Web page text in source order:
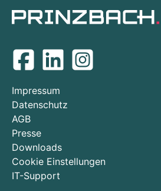
Impressum
Datenschutz
AGB
Presse
Downloads
Cookie Einstellungen
IT-Support